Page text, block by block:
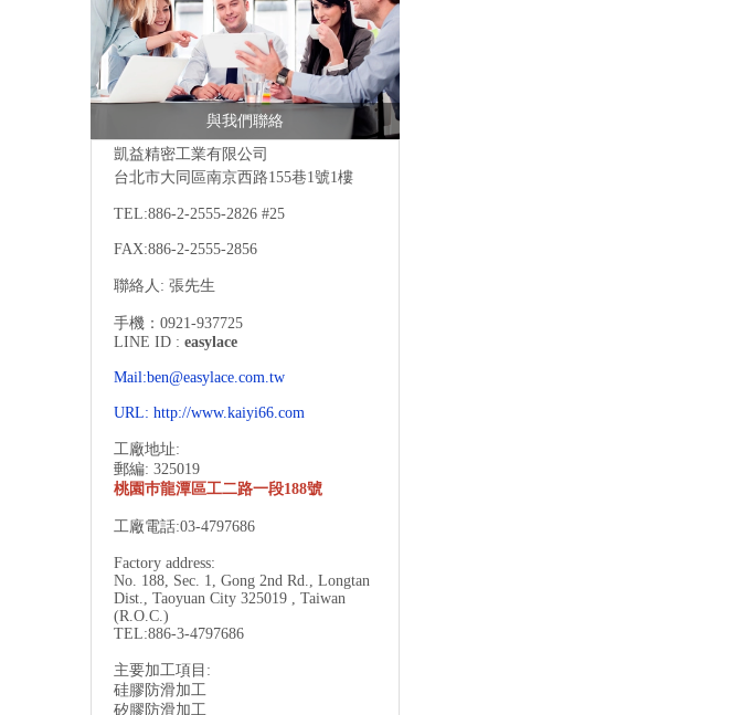
與我們聯絡
凱益精密工業有限公司
台北市大同區南京西路155巷1號1樓
TEL:886-2-2555-2826 #25
FAX:886-2-2555-2856
聯絡人: 張先生
手機：0921-937725
LINE ID : easylace
Mail:ben@easylace.com.tw
URL: http://www.kaiyi66.com
工廠地址:
郵編: 325019
桃園巿龍潭區工二路一段188號
工廠電話:03-4797686
Factory address:
No. 188, Sec. 1, Gong 2nd Rd., Longtan
Dist., Taoyuan City 325019 , Taiwan
(R.O.C.)
TEL:886-3-4797686
主要加工項目:
硅膠防滑加工
矽膠防滑加工